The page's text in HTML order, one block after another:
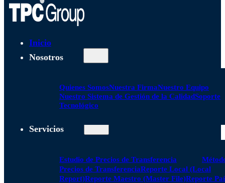
Inicio
Nosotros
Quienes SomosNuestra FirmaNuestro Equipo
Nuestro Sistema de Gestión de la CalidadSoporte
Tecnológico
Servicios
Estudio de Precios de Transferencia
Precios de TransferenciaReporte Local (Local
Report)Reporte Maestro (Master File)Reporte